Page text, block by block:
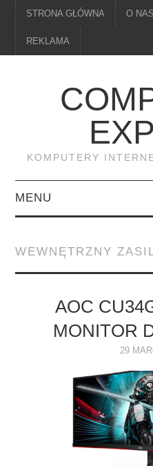
STRONA GŁÓWNA O NAS
REKLAMA
KOMPUTERY
MENU
MONITORY
NAPĘDY
OPROGRAMOWANIE
INTERNET
WEWNĘTRZNY
AOC
MONITOR
29